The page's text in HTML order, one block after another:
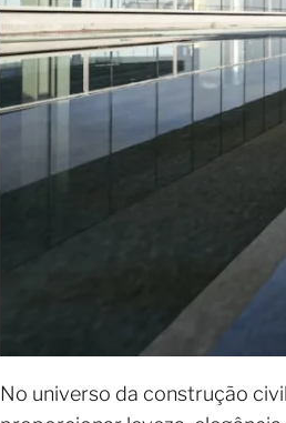
No universo da construção